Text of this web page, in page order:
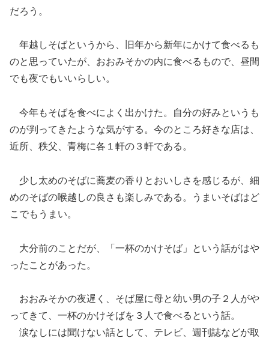
だろう。
年越しそばというから、旧年から新年にかけて食べるも
のと思っていたが、おおみそかの内に食べるもので、昼間
でも夜でもいいらしい。
今年もそばを食べによく出かけた。自分の好みというも
のが判ってきたような気がする。今のところ好きな店は、
近所、秩父、青梅に各１軒の３軒である。
少し太めのそばに蕎麦の香りとおいしさを感じるが、細
めのそばの喉越しの良さも楽しみである。うまいそばはど
こでもうまい。
大分前のことだが、「一杯のかけそば」という話がはや
ったことがあった。
おおみそかの夜遅く、そば屋に母と幼い男の子２人がや
ってきて、一杯のかけそばを３人で食べるという話。
涙なしには聞けない話として、テレビ、週刊誌などが取